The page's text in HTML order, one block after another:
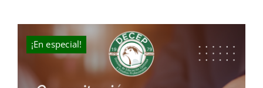
was:
$200.00.
is:
¡En especial!